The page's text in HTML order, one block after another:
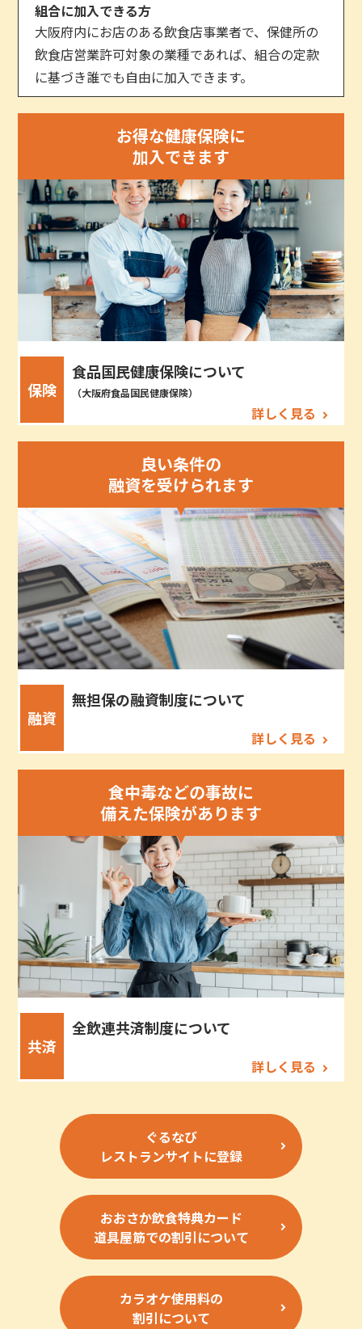
組合に加入できる方
大阪府内にお店のある飲食店事業者で、保健所の
飲食店営業許可対象の業種であれば、組合の定款
に基づき誰でも自由に加入できます。
お得な健康保険に
加入できます
保険
食品国民健康保険について
（大阪府食品国民健康保険）
詳しく見る
良い条件の
融資を受けられます
融資
無担保の融資制度について
詳しく見る
食中毒などの事故に
備えた保険があります
共済
全飲連共済制度について
詳しく見る
ぐるなび
レストランサイトに登録
おおさか飲食特典カード
道具屋筋での割引について
カラオケ使用料の
割引について